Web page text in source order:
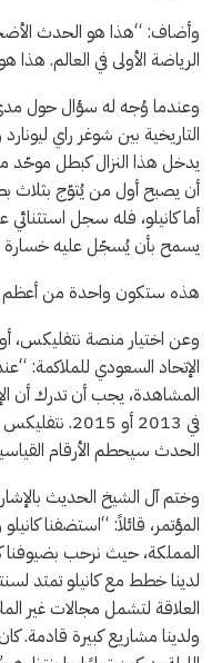
وأضاف: “هذا هو الحدث
الرياضة الأولى في العالم. هذا
وعندما وُجه له سؤال حول مدى
التاريخية بين شوغر راي
يدخل هذا النزال كبطل موحّد
أن يصبح أول من يُتوّج بثلاث
يسمح بأن يُسجّل عليه خسارة
هذه ستكون واحدة من أعظم
وعن اختيار منصة نتفليكس،
الإتحاد السعودي للملاكمة:
المشاهدة، يجب أن تدرك أن
في 2013 أو
الحدث سيحطم الأرقام
وختم آل الشيخ الحديث
المؤتمر، قائلاً: “استضفنا
المملكة، حيث نرحب بضيوفنا
لدينا خطط مع كانيلو تمتد
العلاقة لتشمل مجالات غير
ولدينا مشاريع كبيرة قادمة.